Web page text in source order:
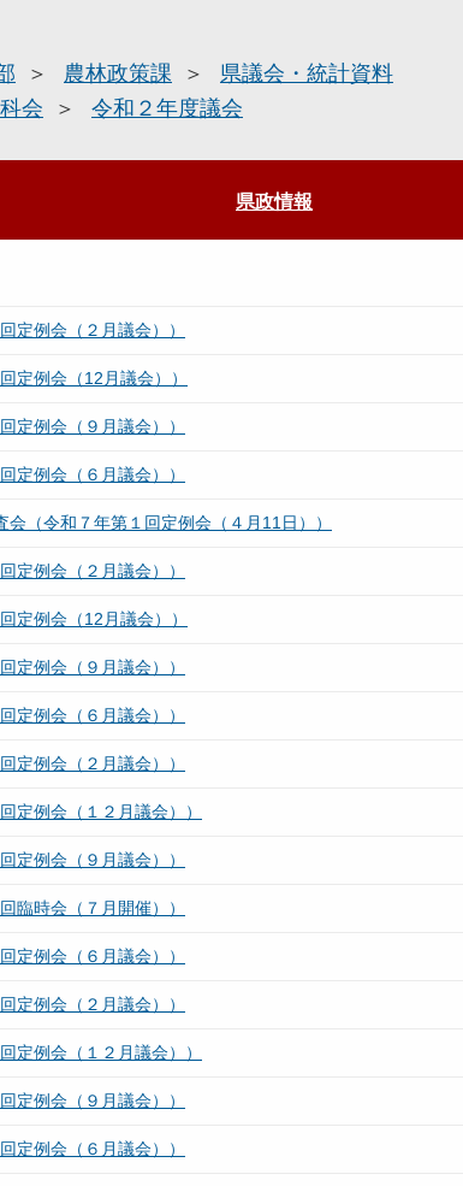
農林政策課
県議会・統計資料
会
令和２年度議会
県政情報
例会（２月議会））
定例会（12月議会））
例会（９月議会））
例会（６月議会））
（令和７年第１回定例会（４月11日））
例会（２月議会））
定例会（12月議会））
例会（９月議会））
例会（６月議会））
例会（２月議会））
例会（１２月議会））
例会（９月議会））
時会（７月開催））
例会（６月議会））
例会（２月議会））
例会（１２月議会））
例会（９月議会））
例会（６月議会））